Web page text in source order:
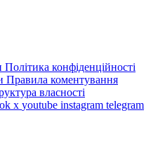
Політика конфіденційності
Правила коментування
власності
x youtube instagram telegram